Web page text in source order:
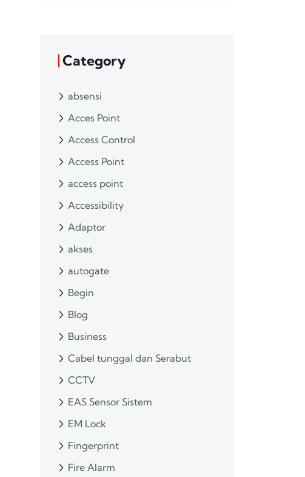
Category
absensi
Acces Point
Access Control
Access Point
access point
Accessibility
Adaptor
akses
autogate
Begin
Blog
Business
Cabel tunggal dan Serabut
CCTV
EAS Sensor Sistem
EM Lock
Fingerprint
Fire Alarm